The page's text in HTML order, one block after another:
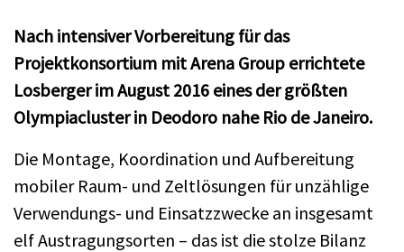
Nach intensiver Vorbereitung für das
Projektkonsortium mit Arena Group errichtete
Losberger im August 2016 eines der größten
Olympiacluster in Deodoro nahe Rio de Janeiro.
Die Montage, Koordination und Aufbereitung
mobiler Raum- und Zeltlösungen für unzählige
Verwendungs- und Einsatzzwecke an insgesamt
elf Austragungsorten – das ist die stolze Bilanz